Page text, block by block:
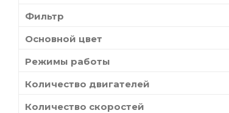
Фильтр
Основной цвет
Режимы работы
Количество двигателей
Количество скоростей